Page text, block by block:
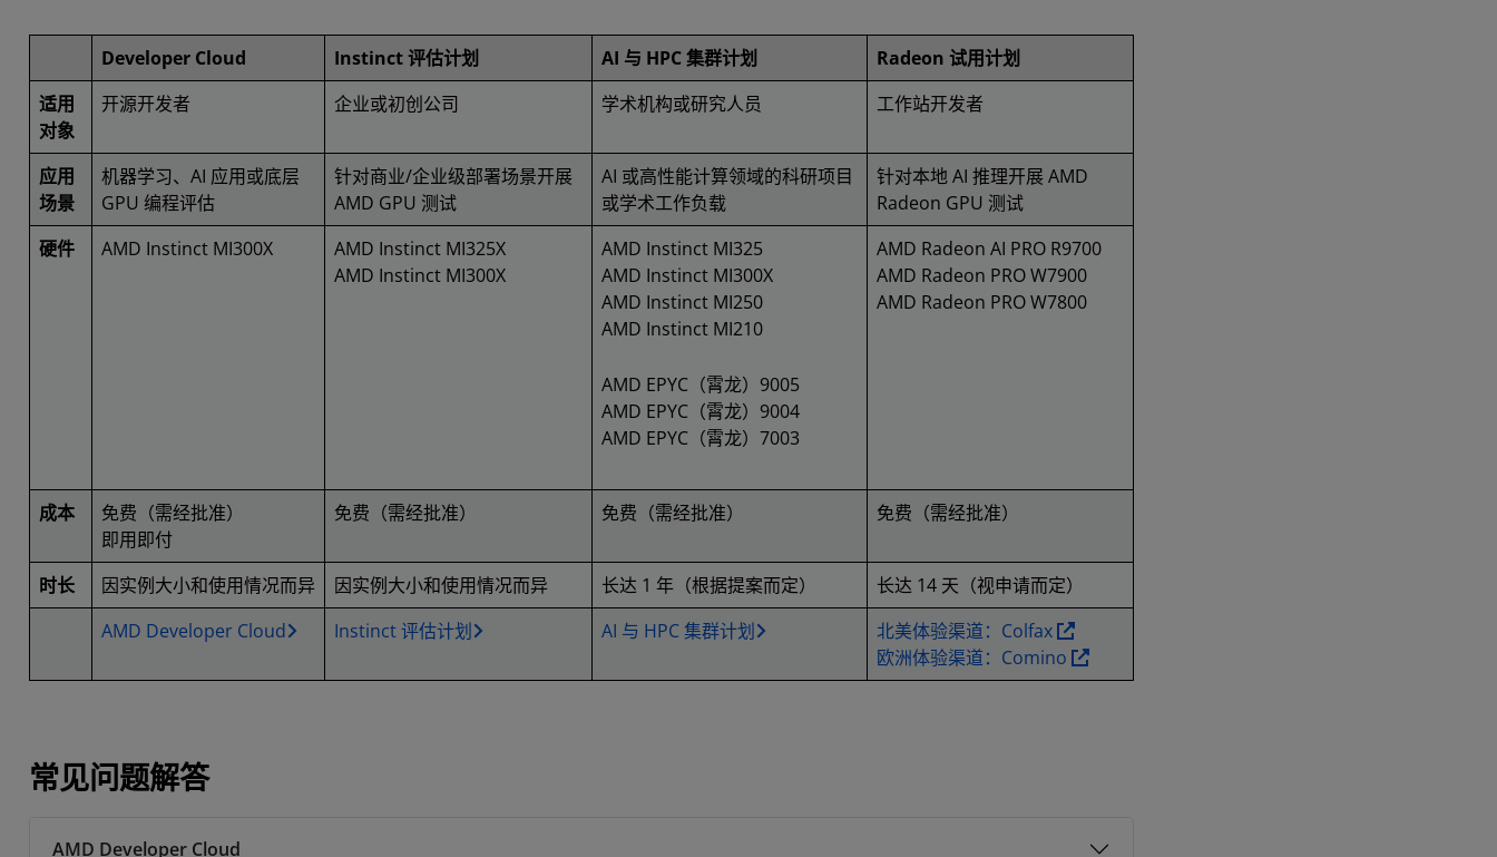
Developer Cloud Instinct 评估计划 AI 与 HPC 集群计划
Radeon 试用计划
适用
对象
开源开发者 企业或初创公司 学术机构或研究人员 工作站开发者
应用
场景
机器学习、AI 应用或底层
GPU 编程评估
针对商业/企业级部署场景开展
AMD GPU 测试
AI 或高性能计算领域的科研项目
或学术工作负载
针对本地 AI 推理开展 AMD
Radeon GPU 测试
硬件
AMD Instinct MI300X
AMD Instinct MI325X
AMD Instinct MI300X
AMD Instinct MI325
AMD Instinct MI300X
AMD Instinct MI250
AMD Instinct MI210
AMD EPYC（霄龙）9005
AMD EPYC（霄龙）9004
AMD EPYC（霄龙）7003
AMD Radeon AI PRO R9700
AMD Radeon PRO W7900
AMD Radeon PRO W7800
成本
免费（需经批准）
即用即付
免费（需经批准） 免费（需经批准） 免费（需经批准）
时长 因实例大小和使用情况而异 因实例大小和使用情况而异 长达 1 年（根据提案而定）
长达 14 天（视申请而定）
AMD Developer Cloud
Instinct 评估计划 AI 与 HPC 集群计划
北美体验渠道：Colfax
欧洲体验渠道：Comino
常见问题解答
AMD Developer Cloud